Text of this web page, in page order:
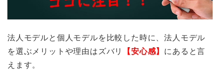
法人モデルと個人モデルを比較した時に、法人モデル
を選ぶメリットや理由はズバリ
【安心感】 にあると言
えます。